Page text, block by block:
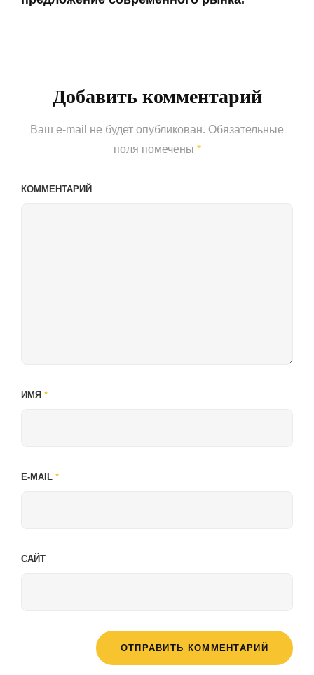
Добавить комментарий
Ваш e-mail не будет опубликован. Обязательные
поля помечены *
КОММЕНТАРИЙ
ИМЯ *
E-MAIL *
САЙТ